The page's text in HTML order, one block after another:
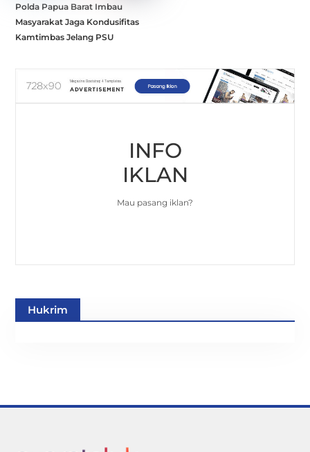
Polda Papua Barat Imbau
Masyarakat Jaga Kondusifitas
Kamtimbas Jelang PSU
INFO
IKLAN
Mau pasang iklan?
Hukrim